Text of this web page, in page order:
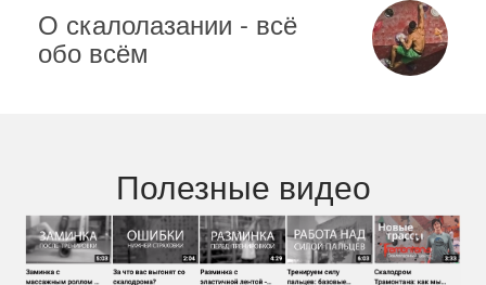
О скалолазании - всё
обо всём
Полезные видео